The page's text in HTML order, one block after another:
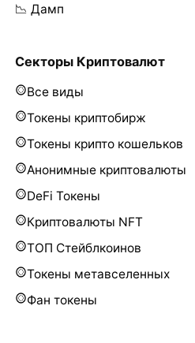
📉 Дамп
Секторы Криптовалют
Все виды
Токены криптобирж
Токены крипто кошельков
Анонимные криптовалюты
DeFi Токены
Криптовалюты NFT
ТОП Стейблкоинов
Токены метавселенных
Фан токены